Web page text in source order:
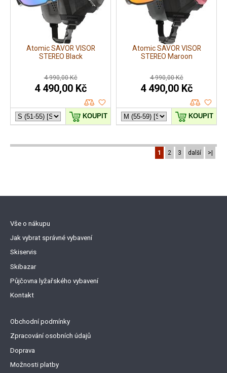
Atomic SAVOR VISOR
STEREO Black
4 990,00 Kč
4 490,00 Kč
KOUPIT
Atomic SAVOR VISOR
STEREO Maroon
4 990,00 Kč
4 490,00 Kč
KOUPIT
1 2 3 další >|
Vše o nákupu
Jak vybrat správné vybavení
Skiservis
Skibazar
Půjčovna lyžařského vybavení
Kontakt
Obchodní podmínky
Zpracování osobních údajů
Doprava
Možnosti platby